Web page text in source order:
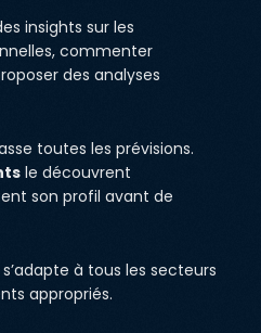
insights sur les
commenter
des analyses
toutes les prévisions.
le découvrent
son profil avant de
s’adapte à tous les secteurs
appropriés.